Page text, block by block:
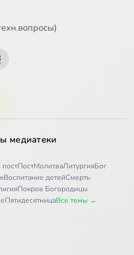
медиатеки
ПостМолитваЛитургияБог
Воспитание детейСмерть
Покров Богородицы
ПятидесятницаВсе темы →